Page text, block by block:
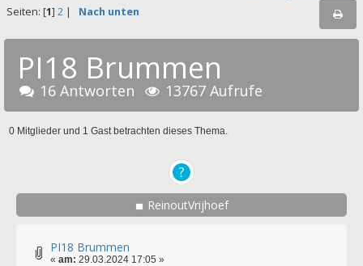
Seiten: [1] 2| Nach unten
PI18 Brummen
16 Antworten 13767 Aufrufe
0 Mitglieder und 1 Gast betrachten dieses Thema.
ReinoutVrijhoef
PI18 Brummen
« am: 29.03.2024 17:05 »